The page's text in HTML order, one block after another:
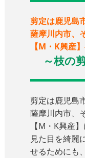
剪定は鹿児島
薩摩川内市、
【M・K興産
～枝の
剪定は鹿児島
薩摩川内市、
【M・K興産
見た目を綺麗
せるためにも